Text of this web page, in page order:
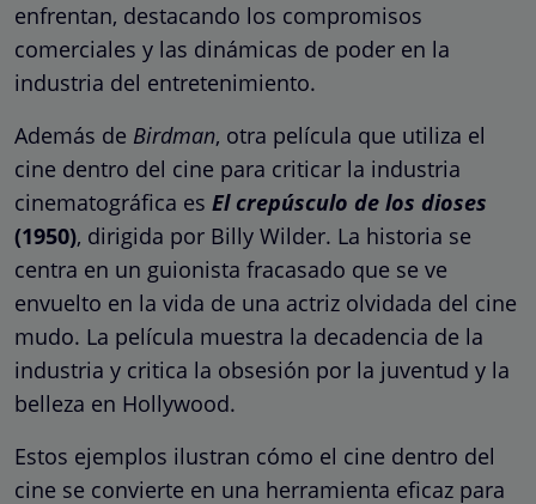
enfrentan, destacando los compromisos
comerciales y las dinámicas de poder en la
industria del entretenimiento.
Además de Birdman, otra película que utiliza el
cine dentro del cine para criticar la industria
cinematográfica es El crepúsculo de los dioses
(1950), dirigida por Billy Wilder. La historia se
centra en un guionista fracasado que se ve
envuelto en la vida de una actriz olvidada del cine
mudo. La película muestra la decadencia de la
industria y critica la obsesión por la juventud y la
belleza en Hollywood.
Estos ejemplos ilustran cómo el cine dentro del
cine se convierte en una herramienta eficaz para